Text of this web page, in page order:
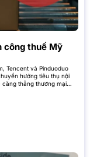
công thuế Mỹ
Tencent và Pinduoduo
hướng tiêu thụ nội
thẳng thương mại